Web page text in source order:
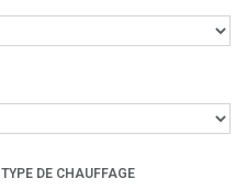
TYPE DE CHAUFFAGE